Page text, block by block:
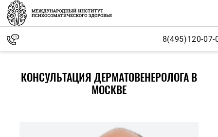
8(495)120-07-
КОНСУЛЬТАЦИЯ ДЕРМАТОВЕНЕРОЛОГА В
МОСКВЕ